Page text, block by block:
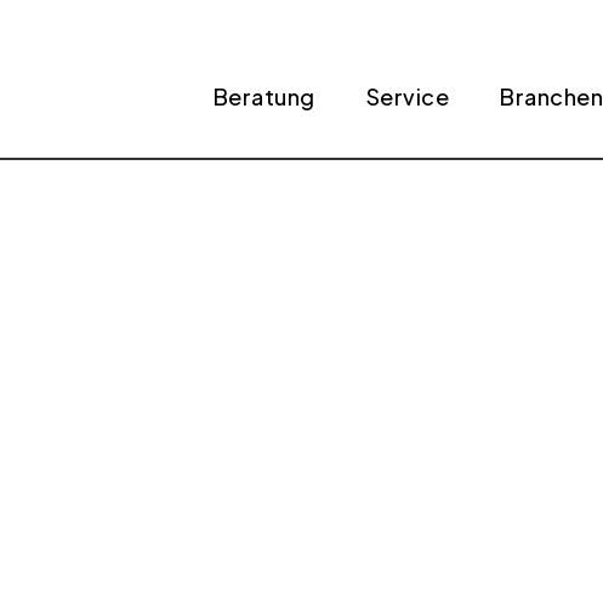
Beratung Service Branchen